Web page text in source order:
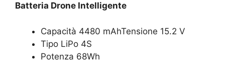
Batteria Drone Intelligente
Capacità 4480 mAhTensione 15.2 V
Tipo LiPo 4S
Potenza 68Wh